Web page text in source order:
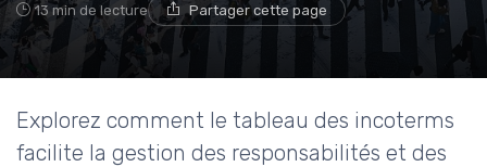
13 min de lecture Partager cette page
Explorez comment le tableau des incoterms
facilite la gestion des responsabilités et des